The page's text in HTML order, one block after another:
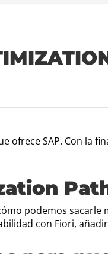
ofrece SAP. Con la
podemos
con Fiori,